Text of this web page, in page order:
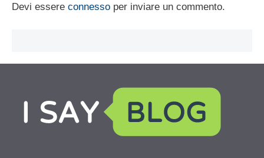
Devi essere connesso per inviare un commento.